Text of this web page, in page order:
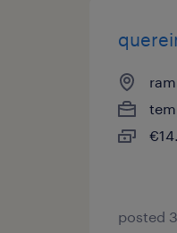
posted